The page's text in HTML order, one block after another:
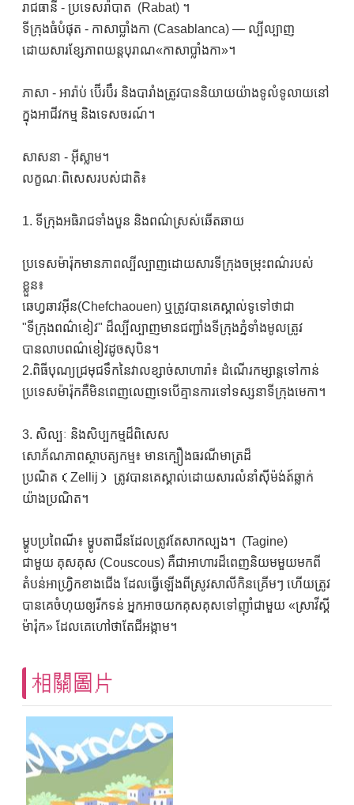
រាជធានី - ប្រទេសរ៉ាបាត (Rabat) ។
ទីក្រុងធំបំផុត - កាសាប្លាំងកា (Casablanca) — ល្បីល្បាញ
ដោយសារខ្សែភាពយន្តបុរាណ«កាសាប្លាំងកា»។
ភាសា - អារ៉ាប់ ប៊ើរប៊ឺរ និងបារាំងត្រូវបាននិយាយយ៉ាងទូលំទូលាយនៅ
ក្នុងអាជីវកម្ម និងទេសចរណ៍។
សាសនា - អ៊ីស្លាម។
លក្ខណៈពិសេសរបស់ជាតិ៖
1. ទីក្រុងអធិរាជទាំងបួន និងពណ៌ស្រស់ឆើតឆាយ
ប្រទេសម៉ារ៉ុកមានភាពល្បីល្បាញដោយសារទីក្រុងចម្រុះពណ៌របស់
ខ្លួន៖
ឆេហ្វឆាវអ៊ីន(Chefchaouen) ឬត្រូវបានគេស្គាល់ទូទៅថាជា
"ទីក្រុងពណ៌ខៀវ" ដ៏ល្បីល្បាញមានជញ្ជាំងទីក្រុងភ្នំទាំងមូលត្រូវ
បានលាបពណ៌ខៀវដូចសុបិន។
2.ពិធីបុណ្យជ្រមុជទឹកនៃវាលខ្សាច់សាហារ៉ា៖ ដំណើរកម្សាន្តទៅកាន់
ប្រទេសម៉ារ៉ុកគឺមិនពេញលេញទេបើគ្មានការទៅទស្សនាទីក្រុងមេកា។
3. សិល្បៈ និងសិប្បកម្មដ៏ពិសេស
សោភ័ណភាពស្ថាបត្យកម្ម៖ មានក្បឿងធរណីមាត្រដ៏
ប្រណិត（Zellij） ត្រូវបានគេស្គាល់ដោយសារលំនាំស៊ីម៉ង់ត៍ឆ្លាក់
យ៉ាងប្រណិត។
ម្ហូបប្រពៃណី៖ ម្ហូបតាជីនដែលត្រូវតែសាកល្បង។ (Tagine)
ជាមួយ គុសគុស (Couscous) គឺជាអាហារដ៏ពេញនិយមមួយមកពី
តំបន់អាហ្វ្រិកខាងជើង ដែលធ្វើឡើងពីស្រូវសាលីកិនគ្រើមៗ ហើយត្រូវ
បានគេចំហុយឲ្យរីកទន់ អ្នកអាចយកគុសគុសទៅញ៉ាំជាមួយ «ស្រាវីស្គី
ម៉ារ៉ុក» ដែលគេហៅថាតែជីអង្កាម។
相關圖片